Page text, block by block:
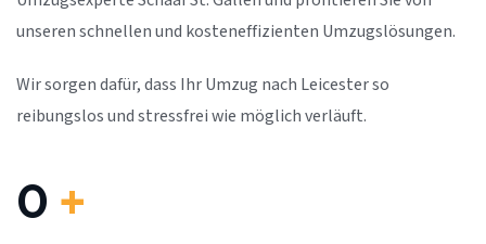
unseren schnellen und kosteneffizienten Umzugslösungen.
Wir sorgen dafür, dass Ihr Umzug nach Leicester so
reibungslos und stressfrei wie möglich verläuft.
0 +